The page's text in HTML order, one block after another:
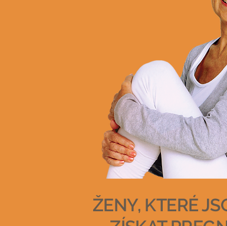
ŽENY, KTERÉ